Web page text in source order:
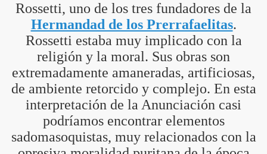
Rossetti, uno de los tres fundadores de la
Hermandad de los Prerrafaelitas.
Rossetti estaba muy implicado con la
religión y la moral. Sus obras son
extremadamente amaneradas, artificiosas,
de ambiente retorcido y complejo. En esta
interpretación de la Anunciación casi
podríamos encontrar elementos
sadomasoquistas, muy relacionados con la